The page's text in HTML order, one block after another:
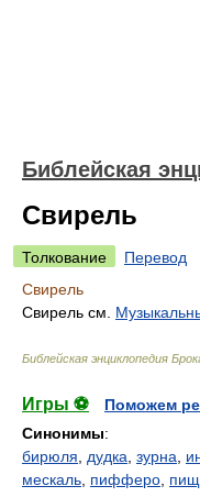
Библейская
Свирель
Толкование
Перевод
Свирель
Свирель см.
Библейская энциклопедия
Игры ⚽
Поможем
Синонимы:
бирюля
дудка зурна
мескаль пифферо